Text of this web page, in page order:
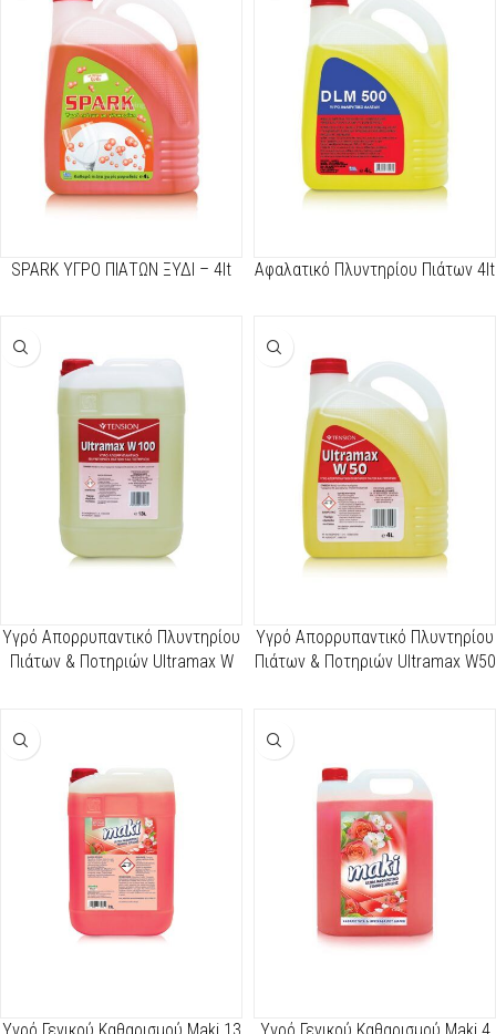
SPARK ΥΓΡΟ ΠΙΑΤΩΝ ΞΥΔΙ – 4lt Αφαλατικό Πλυντηρίου Πιάτων 4lt
Υγρό Απορρυπαντικό Πλυντηρίου
Πιάτων & Ποτηριών Ultramax W
Υγρό Απορρυπαντικό Πλυντηρίου
Πιάτων & Ποτηριών Ultramax W50